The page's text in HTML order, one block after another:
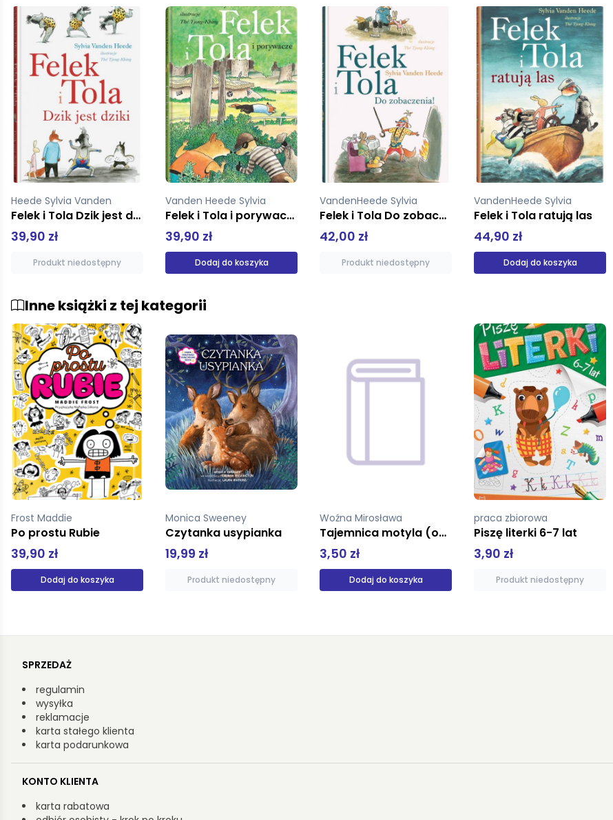
Vanden Heede Sylvia
Felek i Tola i porywacze
39,90 zł
Dodaj do koszyka
VandenHeede Sylvia
Felek i Tola Do zobaczenia
42,00 zł
Produkt niedostępny
VandenHeede Sylvia
Felek i Tola ratują las
44,90 zł
Dodaj do koszyka
34,90 zł
Dodaj do koszyka
Inne książki z tej kategorii
Monica Sweeney
Czytanka usypianka
19,99 zł
Produkt niedostępny
Woźna Mirosława
3,50 zł
Dodaj do koszyka
praca zbiorowa
Piszę literki 6-7 lat
3,90 zł
Produkt niedostępny
Charman Katrina
Na pomoc!
19,01 zł
Produkt niedostępny
SPRZEDAŻ
regulamin
wysyłka
reklamacje
karta stałego klienta
karta podarunkowa
KONTO KLIENTA
karta rabatowa